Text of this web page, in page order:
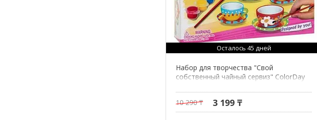
Осталось 45 дней
Набор для творчества "Свой
собственный чайный сервиз" ColorDay
10 290 ₸ 3 199 ₸